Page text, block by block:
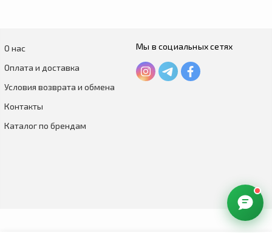
О нас
Оплата и доставка
Условия возврата и обмена
Контакты
Каталог по брендам
Мы в социальных сетях